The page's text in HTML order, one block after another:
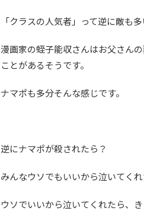
「クラスの人気者」って逆に敵も多
漫画家の蛭子能収さんはお父さん
ことがあるそうです。
ナマポも多分そんな感じです。
逆にナマポが殺されたら？
みんなウソでもいいから泣いてくれ
ウソでいいから泣いてくれたら、き